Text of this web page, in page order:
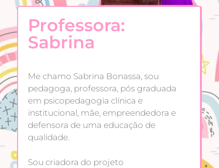
Professora:
Sabrina
Me chamo Sabrina Bonassa, sou
pedagoga, professora, pós graduada
em psicopedagogia clínica e
institucional, mãe, empreendedora e
defensora de uma educação de
qualidade.
Sou criadora do projeto